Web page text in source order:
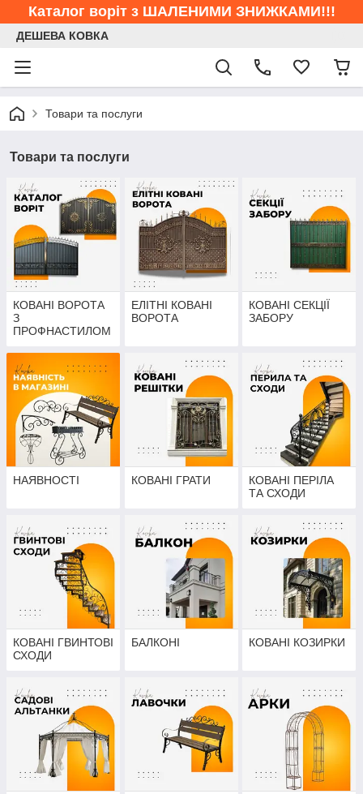
Каталог воріт з ШАЛЕНИМИ ЗНИЖКАМИ!!!
ДЕШЕВА КОВКА
Товари та послуги
Товари та послуги
КОВАНІ ВОРОТА
З
ПРОФНАСТИЛОМ
ЕЛІТНІ КОВАНІ
ВОРОТА
КОВАНІ СЕКЦІЇ
ЗАБОРУ
НАЯВНОСТІ КОВАНІ ГРАТИ
КОВАНІ ПЕРІЛА
ТА СХОДИ
КОВАНІ ГВИНТОВІ
СХОДИ
БАЛКОНІ КОВАНІ КОЗИРКИ